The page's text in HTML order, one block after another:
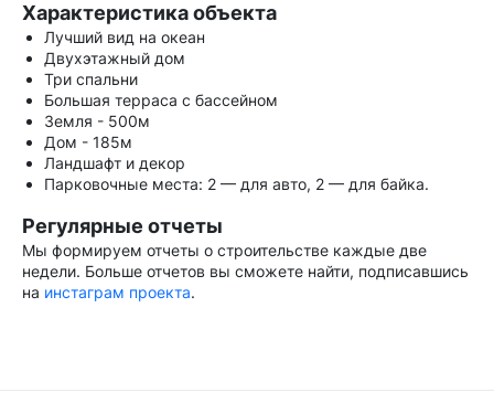
Характеристика объекта
Лучший вид на океан
Двухэтажный дом
Три спальни
Большая терраса с бассейном
Земля - 500м
Дом - 185м
Ландшафт и декор
Парковочные места: 2 — для авто, 2 — для байка.
Регулярные отчеты
Мы формируем отчеты о строительстве каждые две
недели. Больше отчетов вы сможете найти, подписавшись
на инстаграм проекта.